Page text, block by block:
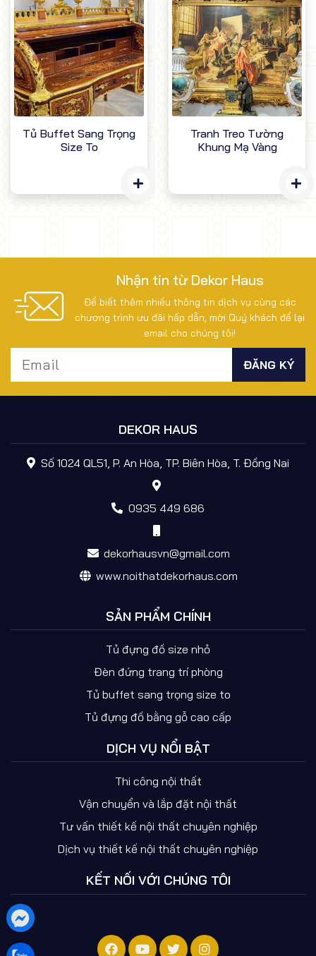
Tủ Buffet Sang Trọng
Size To
Tranh Treo Tường
Khung Mạ Vàng
Nhận tin từ Dekor Haus
Để biết thêm nhiều thông tin dịch vụ cùng các
chương trình ưu đãi hấp dẫn, mời Quý khách để lại
email cho chúng tôi!
DEKOR HAUS
Số 1024 QL51, P. An Hòa, TP. Biên Hòa, T. Đồng Nai
0935 449 686
dekorhausvn@gmail.com
www.noithatdekorhaus.com
SẢN PHẨM CHÍNH
Tủ đựng đồ size nhỏ
Đèn đứng trang trí phòng
Tủ buffet sang trọng size to
Tủ đựng đồ bằng gỗ cao cấp
DỊCH VỤ NỔI BẬT
Thi công nội thất
Vận chuyển và lắp đặt nội thất
Tư vấn thiết kế nội thất chuyên nghiệp
Dịch vụ thiết kế nội thất chuyên nghiệp
KẾT NỐI VỚI CHÚNG TÔI